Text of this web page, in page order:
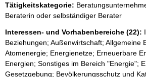
e
r
Tätigkeitskategorie:
Beraterin oder selbständiger Berater
Interessen- und Vorhabenbereiche (22):
Beziehungen; Außenwirtschaft; Allgemeine
Atomenergie; Energienetze; Erneuerbare
Energien; Sonstiges im Bereich "Energie";
Gesetzgebung; Bevölkerungsschutz und